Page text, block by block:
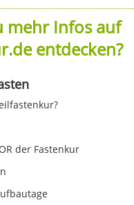
mehr Infos auf
entdecken?
der Fastenkur